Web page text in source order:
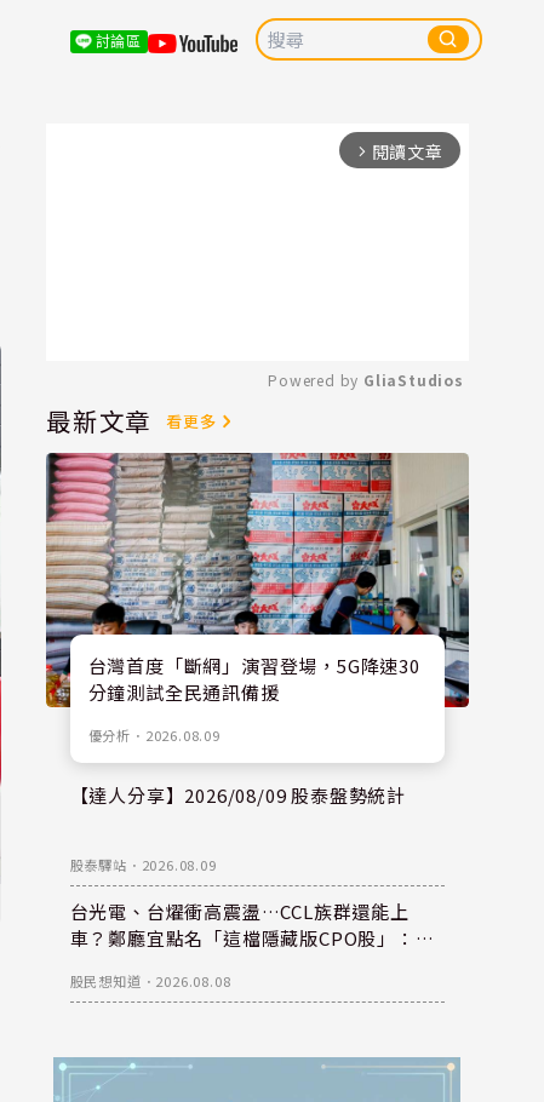
討論區
arrow_forward_ios 閱讀文章
Mute
Powered by GliaStudios
最新文章 看更多
台灣首度「斷網」演習登場，5G降速30
分鐘測試全民通訊備援
優分析 ． 2026.08.09
【達人分享】2026/08/09 股泰盤勢統計
股泰驛站 ． 2026.08.09
台光電、台燿衝高震盪…CCL族群還能上
車？鄭廳宜點名「這檔隱藏版CPO股」：每
股民想知道 ． 2026.08.08